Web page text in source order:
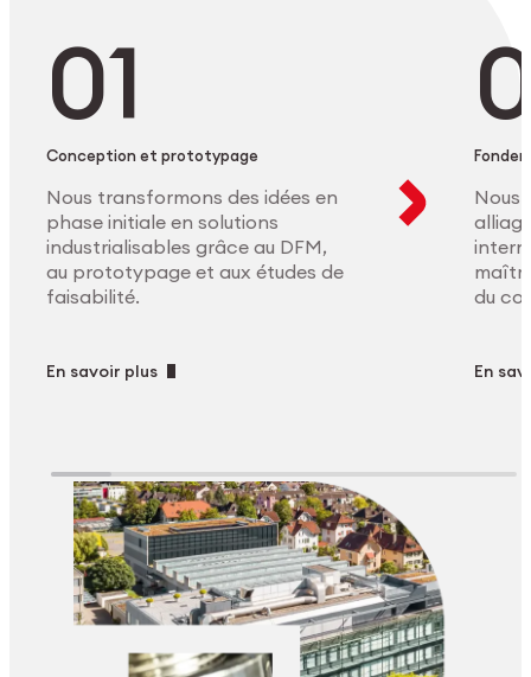
Conception et prototypage
Nous transformons des idées en
phase initiale en solutions
industrialisables grâce au DFM,
au prototypage et aux études de
faisabilité.
En savoir plus
Nous
du
En